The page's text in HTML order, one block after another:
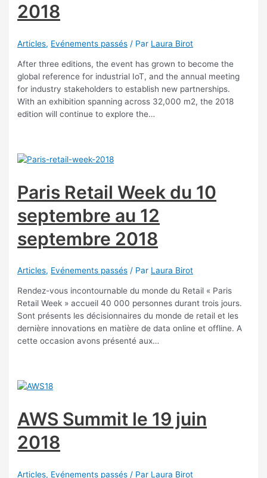
2018
Articles, Evénements passés / Par Laura Birot
After three editions, the event has grown to become the
global reference for industrial IoT, and the annual meeting
for industry stakeholders to establish new partnerships.
With an exhibition spanning across 32,000 m2, the 2018
edition will continue to explore the…
Paris Retail Week du 10
septembre au 12
septembre 2018
Articles, Evénements passés / Par Laura Birot
Rendez-vous incontournable du monde du Retail « Paris
Retail Week » accueil 40 000 personnes durant trois jours.
Sont présents les décisionnaires du monde de retail et les
dernière innovations en matière de data online et offline. A
cette occasion avons présenté aux…
AWS Summit le 19 juin
2018
Articles, Evénements passés / Par Laura Birot